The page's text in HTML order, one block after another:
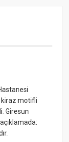
kiraz motifli
Giresun